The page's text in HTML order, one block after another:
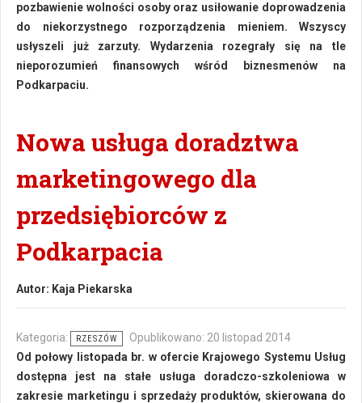
pozbawienie wolności osoby oraz usiłowanie doprowadzenia
do niekorzystnego rozporządzenia mieniem. Wszyscy
usłyszeli już zarzuty. Wydarzenia rozegrały się na tle
nieporozumień finansowych wśród biznesmenów na
Podkarpaciu.
Nowa usługa doradztwa
marketingowego dla
przedsiębiorców z
Podkarpacia
Autor: Kaja Piekarska
Kategoria: RZESZÓW
Opublikowano: 20 listopad 2014
Od połowy listopada br. w ofercie Krajowego Systemu Usług
dostępna jest na stałe usługa doradczo-szkoleniowa w
zakresie marketingu i sprzedaży produktów, skierowana do